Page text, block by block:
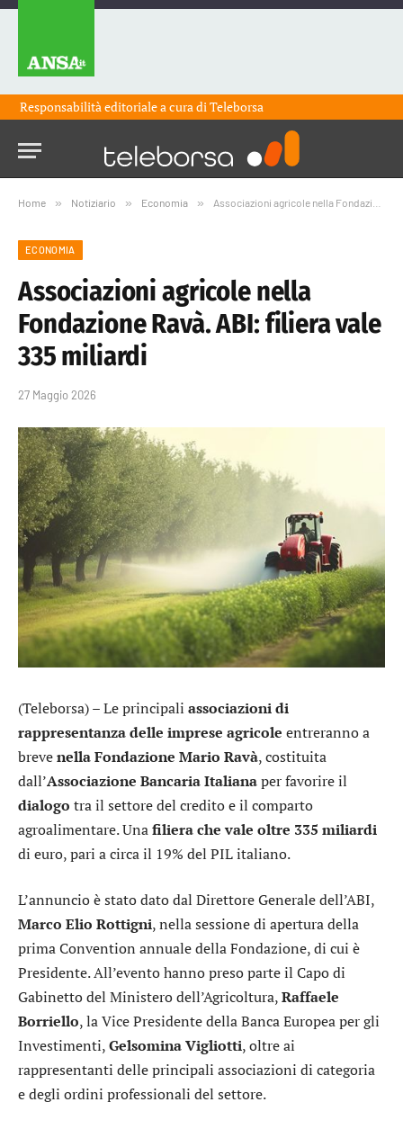
Responsabilità editoriale a cura diTeleborsa
Home » Notiziario » Economia » Associazioni agricole nella Fondazione Ravà. ABI: filiera vale 335 miliardi
ECONOMIA
Associazioni agricole nella
Fondazione Ravà. ABI: filiera vale
335 miliardi
27 Maggio 2026
(Teleborsa) – Le principali associazioni di
rappresentanza delle imprese agricole entreranno a
brevenella Fondazione Mario Ravà, costituita
dall’Associazione Bancaria Italianaper favorire il
dialogo tra il settore del credito e il comparto
agroalimentare. Unafiliera che vale oltre 335 miliardi
di euro, pari a circa il 19% del PIL italiano.
L’annuncio è stato dato dal Direttore Generale dell’ABI,
Marco Elio Rottigni, nella sessione di apertura della
prima Convention annuale della Fondazione, di cui è
Presidente. All’evento hanno preso parte il Capo di
Gabinetto del Ministero dell’Agricoltura,Raffaele
Borriello, la Vice Presidente della Banca Europea per gli
Investimenti,Gelsomina Vigliotti, oltre ai
rappresentanti delle principali associazioni di categoria
e degli ordini professionali del settore.